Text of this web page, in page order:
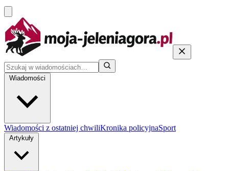
Wiadomości
Wiadomości z ostatniej chwiliKronika policyjnaSport
Artykuły